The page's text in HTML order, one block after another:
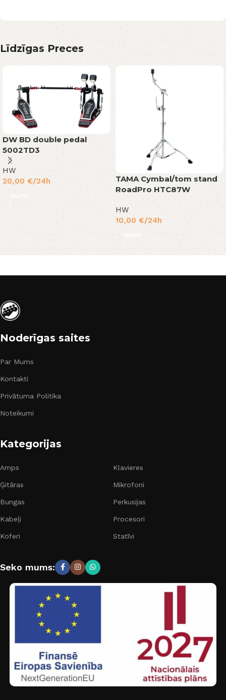
Līdzīgas Preces
DW BD double pedal
5002TD3
HW
20,00 €/24h
Skatīt
TAMA Cymbal/tom stand
RoadPro HTC87W
HW
10,00 €/24h
Skatīt
Noderīgas saites
Par Mums
Kontakti
Privātuma Politika
Noteikumi
Kategorijas
Amps
Ģitāras
Bungas
Kabeļi
Koferi
Klavieres
Mikrofoni
Perkusijas
Procesori
Statīvi
Seko mums: